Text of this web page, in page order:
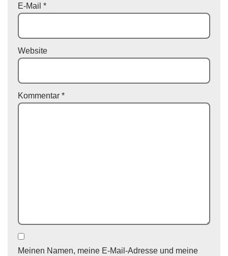
E-Mail *
Website
Kommentar *
Meinen Namen, meine E-Mail-Adresse und meine